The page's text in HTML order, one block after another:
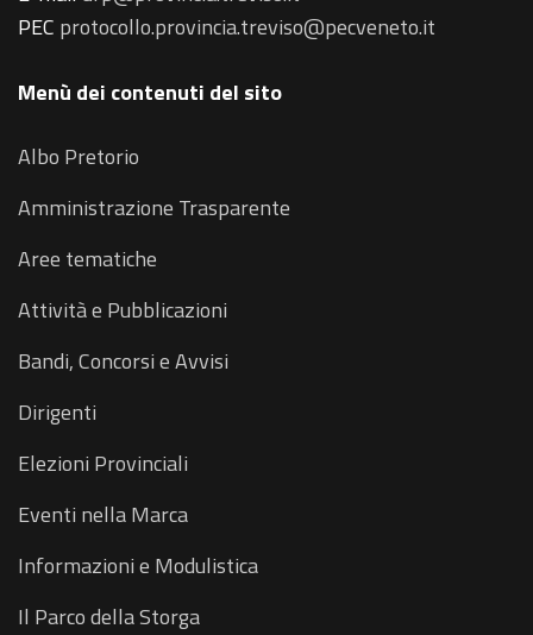
PEC protocollo.provincia.treviso@pecveneto.it
Menù dei contenuti del sito
Albo Pretorio
Amministrazione Trasparente
Aree tematiche
Attività e Pubblicazioni
Bandi, Concorsi e Avvisi
Dirigenti
Elezioni Provinciali
Eventi nella Marca
Informazioni e Modulistica
Il Parco della Storga